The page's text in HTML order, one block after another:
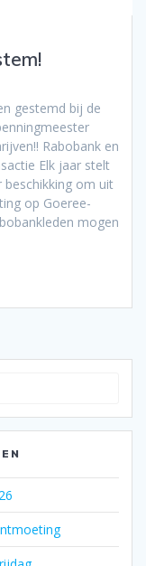
gestemd bij de
Rabobank en
Elk jaar stelt
beschikking om uit
op Goeree-
mogen